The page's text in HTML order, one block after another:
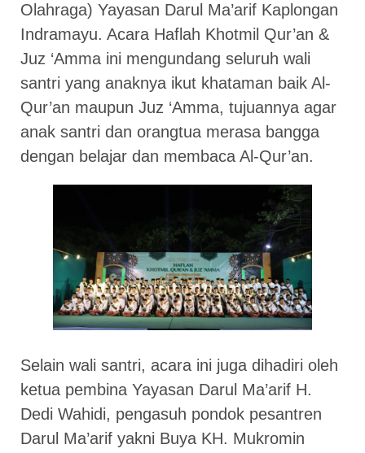
Olahraga) Yayasan Darul Ma’arif Kaplongan
Indramayu. Acara Haflah Khotmil Qur’an &
Juz ‘Amma ini mengundang seluruh wali
santri yang anaknya ikut khataman baik Al-
Qur’an maupun Juz ‘Amma, tujuannya agar
anak santri dan orangtua merasa bangga
dengan belajar dan membaca Al-Qur’an.
Selain wali santri, acara ini juga dihadiri oleh
ketua pembina Yayasan Darul Ma’arif H.
Dedi Wahidi, pengasuh pondok pesantren
Darul Ma’arif yakni Buya KH. Mukromin